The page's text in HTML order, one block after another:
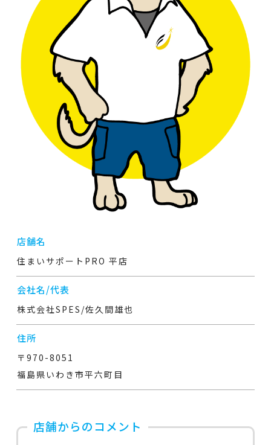
店舗名
住まいサポートPRO 平店
会社名/代表
株式会社SPES/佐久間雄也
住所
〒970-8051
福島県いわき市平六町目
店舗からのコメント